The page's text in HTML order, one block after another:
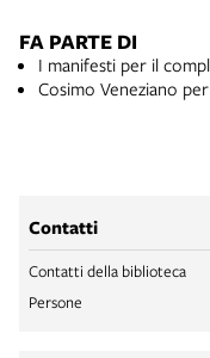
FA PARTE DI
I manifesti per il
Cosimo Veneziano
Contatti
Contatti della biblioteca
Persone